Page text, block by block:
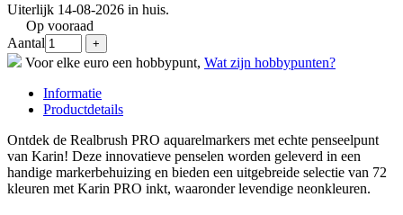
Uiterlijk 14-08-2026 in huis.
Op vooraad
Aantal
Voor elke euro een hobbypunt, Wat zijn hobbypunten?
Informatie
Productdetails
Ontdek de Realbrush PRO aquarelmarkers met echte penseelpunt
van Karin! Deze innovatieve penselen worden geleverd in een
handige markerbehuizing en bieden een uitgebreide selectie van 72
kleuren met Karin PRO inkt, waaronder levendige neonkleuren.